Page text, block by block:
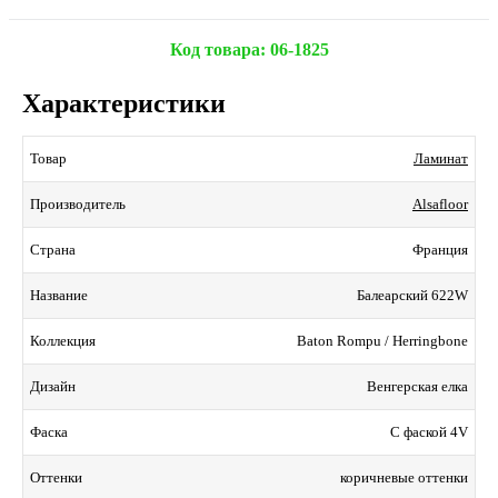
Код товара: 06-1825
Характеристики
Товар Ламинат
Производитель Alsafloor
Страна Франция
Название Балеарский 622W
Коллекция Baton Rompu / Herringbone
Дизайн Венгерская елка
Фаска С фаской 4V
Оттенки коричневые оттенки